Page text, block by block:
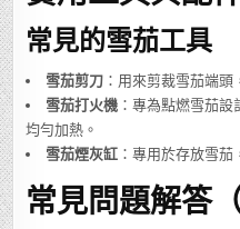
常見的雪茄工具
雪茄剪刀 ：用來剪裁雪茄端頭
雪茄打火機 ：專為點燃雪茄
均勻加熱。
雪茄煙灰缸 ：專用於存放雪
常見問題解答（